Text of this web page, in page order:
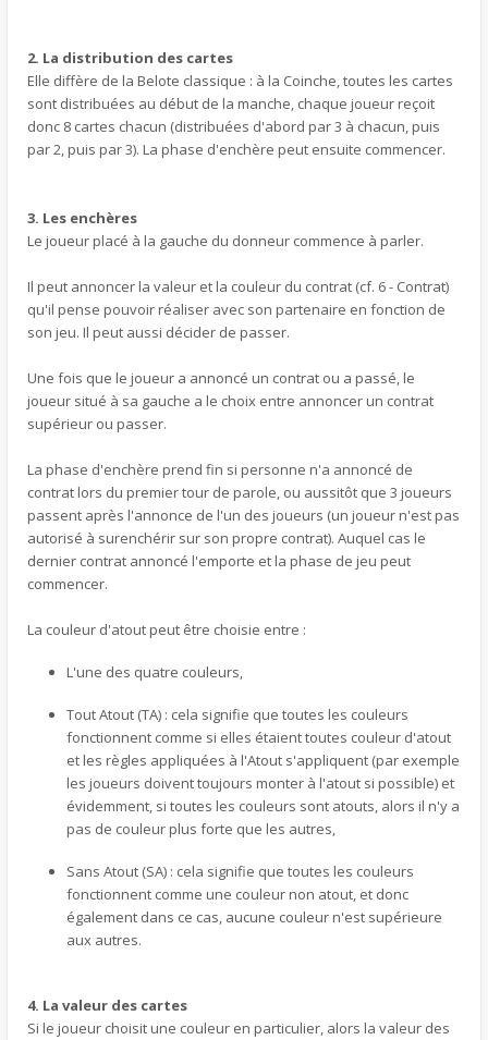
2. La distribution des cartes
Elle diffère de la Belote classique : à la Coinche, toutes les cartes
sont distribuées au début de la manche, chaque joueur reçoit
donc 8 cartes chacun (distribuées d'abord par 3 à chacun, puis
par 2, puis par 3). La phase d'enchère peut ensuite commencer.
3. Les enchères
Le joueur placé à la gauche du donneur commence à parler.
Il peut annoncer la valeur et la couleur du contrat (cf. 6 - Contrat)
qu'il pense pouvoir réaliser avec son partenaire en fonction de
son jeu. Il peut aussi décider de passer.
Une fois que le joueur a annoncé un contrat ou a passé, le
joueur situé à sa gauche a le choix entre annoncer un contrat
supérieur ou passer.
La phase d'enchère prend fin si personne n'a annoncé de
contrat lors du premier tour de parole, ou aussitôt que 3 joueurs
passent après l'annonce de l'un des joueurs (un joueur n'est pas
autorisé à surenchérir sur son propre contrat). Auquel cas le
dernier contrat annoncé l'emporte et la phase de jeu peut
commencer.
La couleur d'atout peut être choisie entre :
L'une des quatre couleurs,
Tout Atout (TA) : cela signifie que toutes les couleurs
fonctionnent comme si elles étaient toutes couleur d'atout
et les règles appliquées à l'Atout s'appliquent (par exemple
les joueurs doivent toujours monter à l'atout si possible) et
évidemment, si toutes les couleurs sont atouts, alors il n'y a
pas de couleur plus forte que les autres,
Sans Atout (SA) : cela signifie que toutes les couleurs
fonctionnent comme une couleur non atout, et donc
également dans ce cas, aucune couleur n'est supérieure
aux autres.
4. La valeur des cartes
Si le joueur choisit une couleur en particulier, alors la valeur des